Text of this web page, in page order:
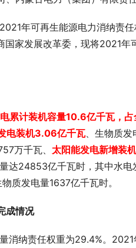
年可再生能源电力消纳责
国家发展改革委，现将2021
累计装机容量10.6亿千瓦，
电装机3.06亿千瓦、生物质发
万千瓦、 太阳能发电新增装
达24853亿千瓦时，其中水
质发电量1637亿千瓦时。
成情况
消纳责任权重为29.4%。